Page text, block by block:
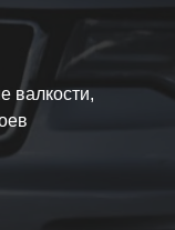
валкости,